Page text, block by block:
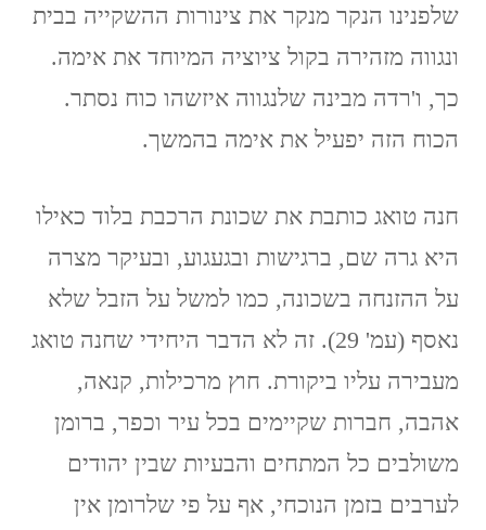
שלפנינו הנקר מנקר את צינורות ההשקייה בבית
ונגווה מזהירה בקול ציוציה המיוחד את אימה.
כך, ו'רדה מבינה שלנגווה איזשהו כוח נסתר.
הכוח הזה יפעיל את אימה בהמשך.
חנה טואג כותבת את שכונת הרכבת בלוד כאילו
היא גרה שם, ברגישות ובגעגוע, ובעיקר מצרה
על ההזנחה בשכונה, כמו למשל על הזבל שלא
נאסף (עמ' 29). זה לא הדבר היחידי שחנה טואג
מעבירה עליו ביקורת. חוץ מרכילות, קנאה,
אהבה, חברות שקיימים בכל עיר וכפר, ברומן
משולבים כל המתחים והבעיות שבין יהודים
לערבים בזמן הנוכחי, אף על פי שלרומן אין